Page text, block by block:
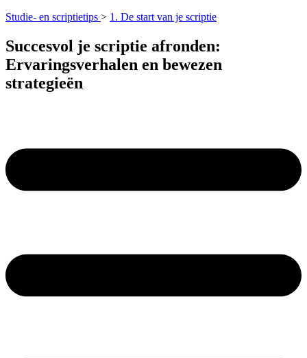
Studie- en scriptietips > 1. De start van je scriptie
Succesvol je scriptie afronden:
Ervaringsverhalen en bewezen
strategieën